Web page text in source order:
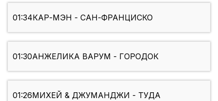
01:34КАР-МЭН - САН-ФРАНЦИСКО
01:30АНЖЕЛИКА ВАРУМ - ГОРОДОК
01:26МИХЕЙ & ДЖУМАНДЖИ - ТУДА